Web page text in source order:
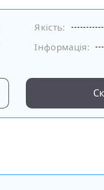
Якість:
Інформація: